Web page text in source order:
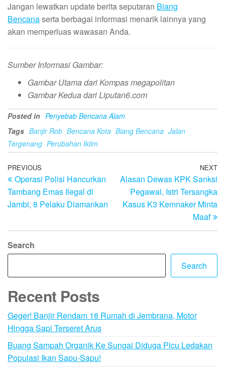
Jangan lewatkan update berita seputaran Biang
Bencanaserta berbagai informasi menarik lainnya yang
akan memperluas wawasan Anda.
Sumber Informasi Gambar:
Gambar Utama dari Kompas megapolitan
Gambar Kedua dari Liputan6.com
Posted in Penyebab Bencana Alam
Tags Banjir Rob Bencana Kota Biang Bencana Jalan
Tergenang Perubahan Iklim
Post
navigation
Previous
Post
PREVIOUS
Operasi Polisi Hancurkan
Tambang Emas Ilegal di
Jambi, 8 Pelaku Diamankan
NEXT
Alasan Dewas KPK Sanksi
Pegawai, Istri Tersangka
Kasus K3 Kemnaker Minta
Maaf
Search
Search
Recent Posts
Geger! Banjir Rendam 18 Rumah di Jembrana, Motor
Hingga Sapi Terseret Arus
Buang Sampah Organik Ke Sungai Diduga Picu Ledakan
Populasi Ikan Sapu-Sapu!